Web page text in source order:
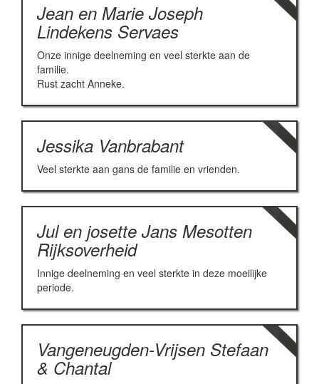
Jean en Marie Joseph
Lindekens Servaes
Onze innige deelneming en veel sterkte aan de
familie.
Rust zacht Anneke.
Jessika Vanbrabant
Veel sterkte aan gans de familie en vrienden.
Jul en josette Jans Mesotten
Rijksoverheid
Innige deelneming en veel sterkte in deze moeilijke
periode.
Vangeneugden-Vrijsen Stefaan
& Chantal